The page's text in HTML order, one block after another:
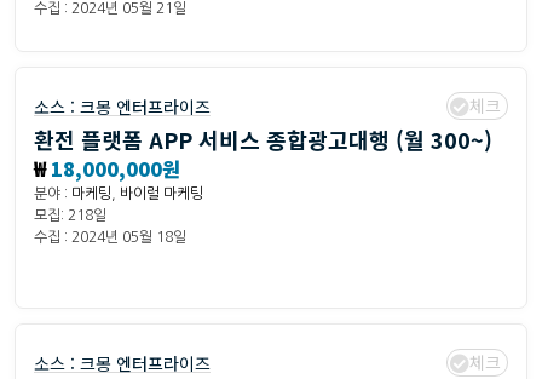
수집 : 2024년 05월 21일
소스 : 크몽 엔터프라이즈 체크
환전 플랫폼 APP 서비스 종합광고대행 (월 300~)
₩18,000,000원
분야 : 마케팅
바이럴 마케팅
모집: 218일
수집 : 2024년 05월 18일
소스 : 크몽 엔터프라이즈 체크